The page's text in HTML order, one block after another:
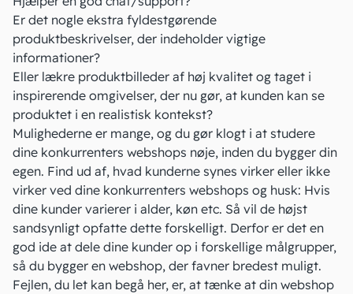
Er det nogle ekstra fyldestgørende
produktbeskrivelser, der indeholder vigtige
informationer?
Eller lækre produktbilleder af høj kvalitet og taget i
inspirerende omgivelser, der nu gør, at kunden kan se
produktet i en realistisk kontekst?
Mulighederne er mange, og du gør klogt i at studere
dine konkurrenters webshops nøje, inden du bygger din
egen. Find ud af, hvad kunderne synes virker eller ikke
virker ved dine konkurrenters webshops og husk: Hvis
dine kunder varierer i alder, køn etc. Så vil de højst
sandsynligt opfatte dette forskelligt. Derfor er det en
god ide at dele dine kunder op i forskellige målgrupper,
så du bygger en webshop, der favner bredest muligt.
Fejlen, du let kan begå her, er, at tænke at din webshop